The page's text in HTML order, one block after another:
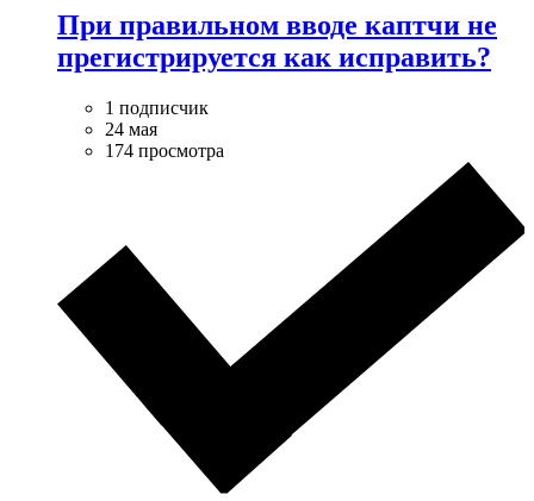
При правильном вводе каптчи не
прегистрируется как исправить?
1 подписчик
24 мая
174 просмотра